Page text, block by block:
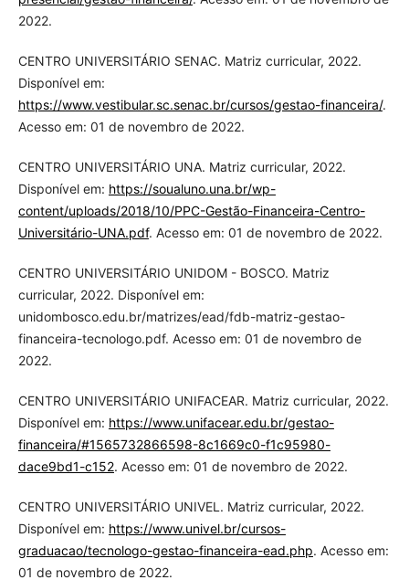
2022.
CENTRO UNIVERSITÁRIO SENAC. Matriz curricular, 2022.
Disponível em:
https://www.vestibular.sc.senac.br/cursos/gestao-financeira/.
Acesso em: 01 de novembro de 2022.
CENTRO UNIVERSITÁRIO UNA. Matriz curricular, 2022.
Disponível em: https://soualuno.una.br/wp-
content/uploads/2018/10/PPC-Gestão-Financeira-Centro-
Universitário-UNA.pdf. Acesso em: 01 de novembro de 2022.
CENTRO UNIVERSITÁRIO UNIDOM - BOSCO. Matriz
curricular, 2022. Disponível em:
unidombosco.edu.br/matrizes/ead/fdb-matriz-gestao-
financeira-tecnologo.pdf. Acesso em: 01 de novembro de
2022.
CENTRO UNIVERSITÁRIO UNIFACEAR. Matriz curricular, 2022.
Disponível em: https://www.unifacear.edu.br/gestao-
financeira/#1565732866598-8c1669c0-f1c95980-
dace9bd1-c152. Acesso em: 01 de novembro de 2022.
CENTRO UNIVERSITÁRIO UNIVEL. Matriz curricular, 2022.
Disponível em: https://www.univel.br/cursos-
graduacao/tecnologo-gestao-financeira-ead.php. Acesso em:
01 de novembro de 2022.